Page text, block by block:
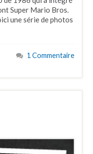
Super Mario Bros.
une série de photos
1 Commentaire